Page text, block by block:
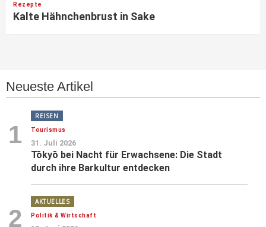
Rezepte
Kalte Hähnchenbrust in Sake
Neueste Artikel
1
REISEN
Tourismus
31. Juli 2026
Tōkyō bei Nacht für Erwachsene: Die Stadt
durch ihre Barkultur entdecken
2
AKTUELLES
Politik & Wirtschaft